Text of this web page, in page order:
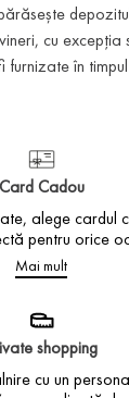
cu excepția
în
Card Cadou
alege cardul
pentru orice
Mai mult
shopping
cu un